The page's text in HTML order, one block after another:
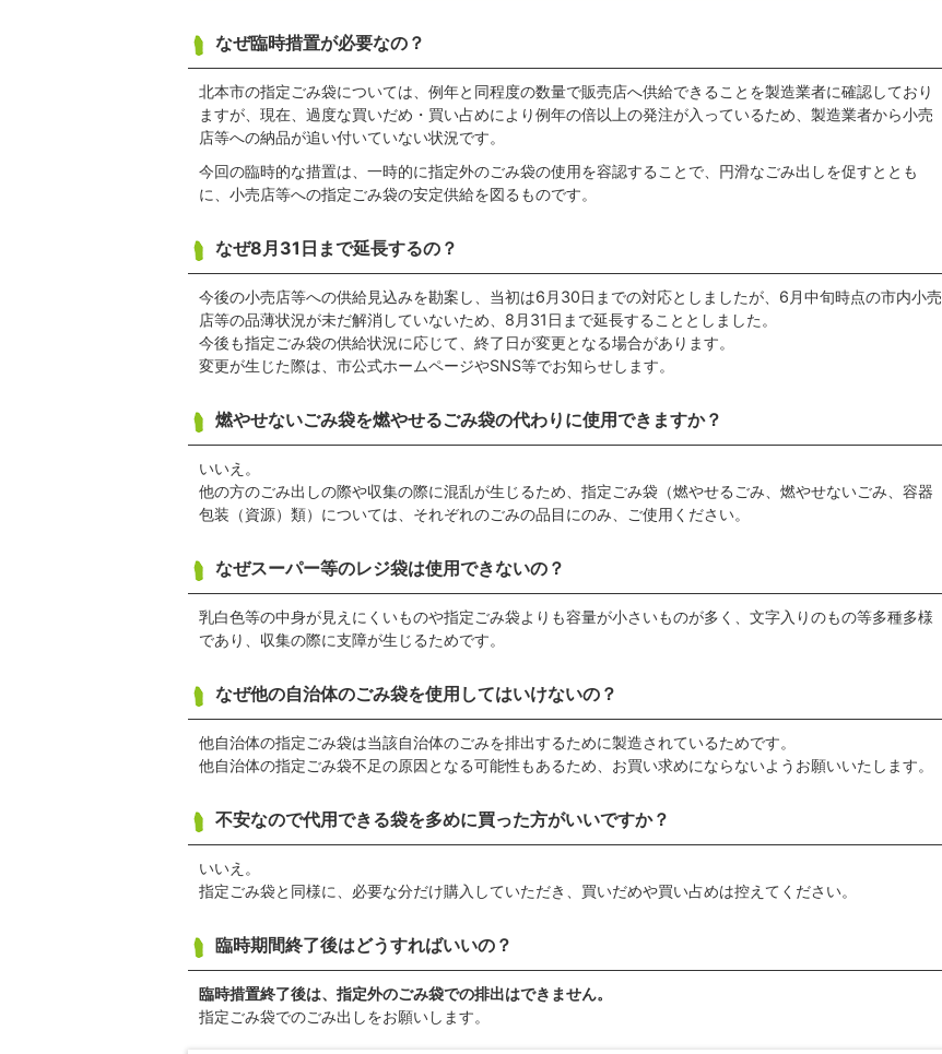
なぜ臨時措置が必要なの？
北本市の指定ごみ袋については、例年と同程度の数量で販売店へ供給できることを製造業者に確認しており
ますが、現在、過度な買いだめ・買い占めにより例年の倍以上の発注が入っているため、製造業者から小売
店等への納品が追い付いていない状況です。
今回の臨時的な措置は、一時的に指定外のごみ袋の使用を容認することで、円滑なごみ出しを促すととも
に、小売店等への指定ごみ袋の安定供給を図るものです。
なぜ8月31日まで延長するの？
今後の小売店等への供給見込みを勘案し、当初は6月30日までの対応としましたが、6月中旬時点の市内小売
店等の品薄状況が未だ解消していないため、8月31日まで延長することとしました。
今後も指定ごみ袋の供給状況に応じて、終了日が変更となる場合があります。
変更が生じた際は、市公式ホームページやSNS等でお知らせします。
燃やせないごみ袋を燃やせるごみ袋の代わりに使用できますか？
いいえ。
他の方のごみ出しの際や収集の際に混乱が生じるため、指定ごみ袋（燃やせるごみ、燃やせないごみ、容器
包装（資源）類）については、それぞれのごみの品目にのみ、ご使用ください。
なぜスーパー等のレジ袋は使用できないの？
乳白色等の中身が見えにくいものや指定ごみ袋よりも容量が小さいものが多く、文字入りのもの等多種多様
であり、収集の際に支障が生じるためです。
なぜ他の自治体のごみ袋を使用してはいけないの？
他自治体の指定ごみ袋は当該自治体のごみを排出するために製造されているためです。
他自治体の指定ごみ袋不足の原因となる可能性もあるため、お買い求めにならないようお願いいたします。
不安なので代用できる袋を多めに買った方がいいですか？
いいえ。
指定ごみ袋と同様に、必要な分だけ購入していただき、買いだめや買い占めは控えてください。
臨時期間終了後はどうすればいいの？
臨時措置終了後は、指定外のごみ袋での排出はできません。
指定ごみ袋でのごみ出しをお願いします。